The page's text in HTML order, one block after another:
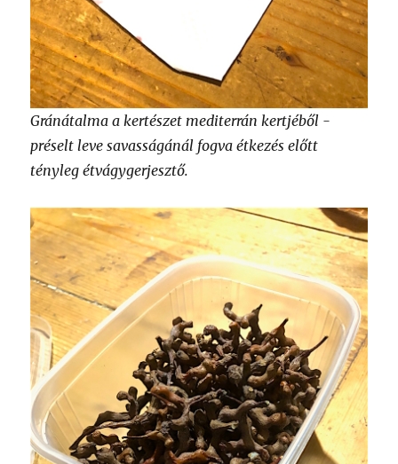
Gránátalma a kertészet mediterrán kertjéből -
préselt leve savasságánál fogva étkezés előtt
tényleg étvágygerjesztő.